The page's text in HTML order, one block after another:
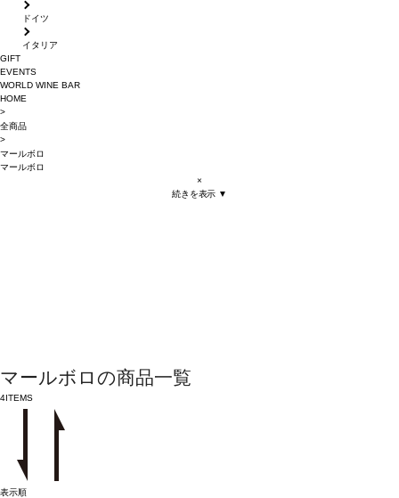
ドイツ
イタリア
GIFT
EVENTS
WORLD WINE BAR
HOME
>
全商品
>
マールボロ
マールボロ
×
続きを表示 ▼
マールボロの商品一覧
4ITEMS
表示順